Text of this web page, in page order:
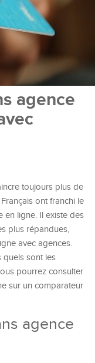
agence
toujours plus de
ont franchi le
en ligne. Il existe des
plus répandues,
avec agences.
quels sont les
pourrez consulter
sur un comparateur
agence